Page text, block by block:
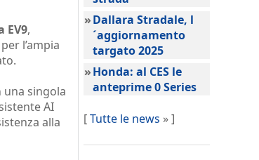
EV9,
l’ampia
una singola
AI
alla
»Dallara Stradale, l
´aggiornamento
targato 2025
»Honda: al CES le
anteprime 0 Series
[Tutte le news » ]